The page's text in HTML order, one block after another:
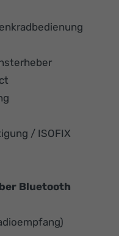
/ ISOFIX
Bluetooth